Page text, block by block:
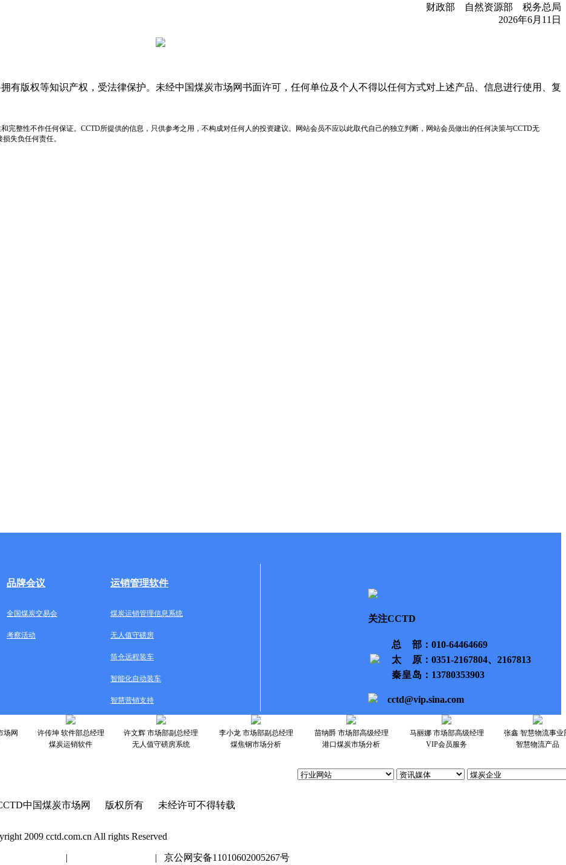
财政部 自然资源部 税务总局
2026年6月11日
有版权等知识产权，受法律保护。未经中国煤炭市场网书面许可，任何单位及个人不得以任何方式对上述产品、信息进行使用、复
完整性不作任何保证。CCTD所提供的信息，只供参考之用，不构成对任何人的投资建议。网站会员不应以此取代自己的独立判断，网站会员做出的任何决策与CCTD无
失负任何责任。
品牌会议 运销管理软件
全国煤炭交易会 煤炭运销管理信息系统
考察活动 无人值守磅房
筒仓远程装车
智能化自动装车
智慧营销支持
关注CCTD
总部 ：010-64464669
太原 ：0351-2167804、2167813
秦皇岛 ：13780353903
cctd@vip.sina.com
场网
许传坤 软件部总经理
煤炭运销软件
许文辉 市场部副总经理
无人值守磅房系统
李小龙 市场部副总经理
煤焦钢市场分析
苗纳爵 市场部高级经理
港口煤炭市场分析
马丽娜 市场部高级经理
VIP会员服务
张鑫 智慧物流事业
智慧物流产品
中国煤炭市场网 版权所有 未经许可不得转载
2009 cctd.com.cn All rights Reserved
| | 京公网安备11010602005267号